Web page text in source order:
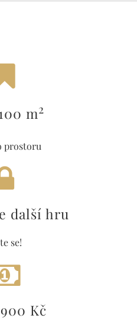
m2
prostoru
další hru
se!
Kč